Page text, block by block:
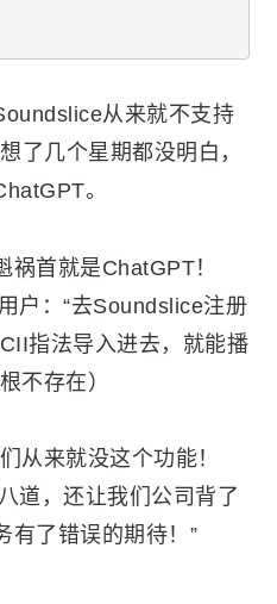
从来就不支持
了几个星期都没明白，
。
祸首就是ChatGPT！
户：“去Soundslice注册
指法导入进去，就能播
不存在）
从来就没这个功能！
道，还让我们公司背了
有了错误的期待！”